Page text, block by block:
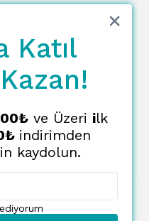
Katıl
ve Üzeri ilk
indirimden
kaydolun.